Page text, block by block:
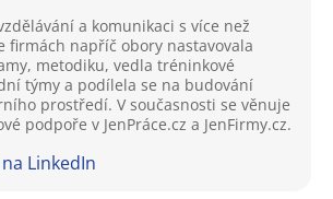
a komunikaci s více než
firmách napříč obory nastavovala
metodiku, vedla tréninkové
týmy a podílela se na budování
prostředí. V současnosti se věnuje
podpoře v JenPráce.cz a JenFirmy.cz.
LinkedIn